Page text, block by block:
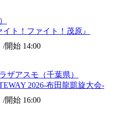
ト！ファイト！茂原』
/開始 14:00
ザアスモ（千葉県）
2026-布田龍凱旋大会-
/開始 16:00